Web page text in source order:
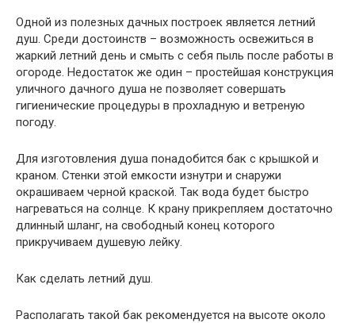
Одной из полезных дачных построек является летний
душ. Среди достоинств – возможность освежиться в
жаркий летний день и смыть с себя пыль после работы в
огороде. Недостаток же один – простейшая конструкция
уличного дачного душа не позволяет совершать
гигиенические процедуры в прохладную и ветреную
погоду.
Для изготовления душа понадобится бак с крышкой и
краном. Стенки этой емкости изнутри и снаружи
окрашиваем черной краской. Так вода будет быстро
нагреваться на солнце. К крану прикрепляем достаточно
длинный шланг, на свободный конец которого
прикручиваем душевую лейку.
Как сделать летний душ.
Располагать такой бак рекомендуется на высоте около